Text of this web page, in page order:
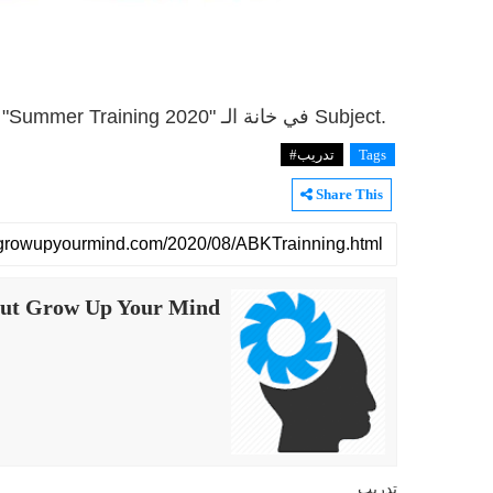
مع كتابة "Summer Training 2020" في خانة الـ Subject.
Tags تدريب#
Share This
Grow Up Your Mind
تدريب